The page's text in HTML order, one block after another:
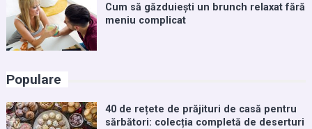
Cum să găzduiești un brunch relaxat fără
meniu complicat
Populare
40 de rețete de prăjituri de casă pentru
sărbători: colecția completă de deserturi